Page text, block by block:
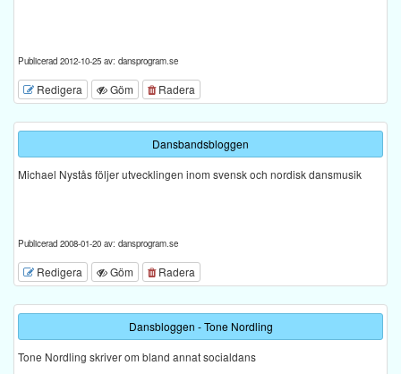
Publicerad 2012-10-25 av: dansprogram.se
Redigera Göm Radera
Dansbandsbloggen
Michael Nystås följer utvecklingen inom svensk och nordisk dansmusik
Publicerad 2008-01-20 av: dansprogram.se
Redigera Göm Radera
Dansbloggen - Tone Nordling
Tone Nordling skriver om bland annat socialdans